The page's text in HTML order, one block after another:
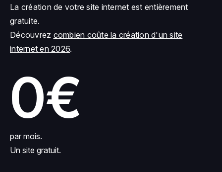
La création de votre site internet est entièrement
gratuite.
Découvrez combien coûte la création d'un site
internet en 2026.
0€
par mois.
Un site gratuit.